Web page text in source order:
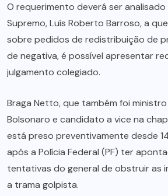
O requerimento deverá ser
Supremo, Luís Roberto Barroso, a
sobre pedidos de redistribuição de
de negativa, é possível apresentar
julgamento colegiado.
Braga Netto, que também foi ministro
Bolsonaro e candidato a vice na
está preso preventivamente desde
após a Polícia Federal (PF) ter
tentativas do general de obstruir as
a trama golpista.